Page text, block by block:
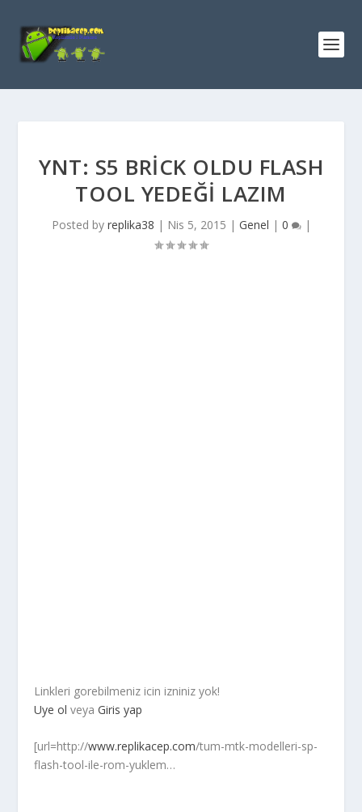
YNT: S5 BRİCK OLDU FLASH
TOOL YEDEĞİ LAZIM
Posted by replika38 | Nis 5, 2015 | Genel | 0 |
Linkleri gorebilmeniz icin izniniz yok!
Uye ol veyaGiris yap
[url=http://www.replikacep.com/tum-mtk-modelleri-sp-
flash-tool-ile-rom-yuklem…